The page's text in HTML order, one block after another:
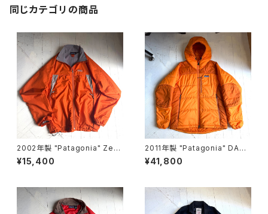
同じカテゴリの商品
2002年製 "Patagonia" Zep
hur jacket
¥15,400
2011年製 "Patagonia" DAS
PARKA
¥41,800